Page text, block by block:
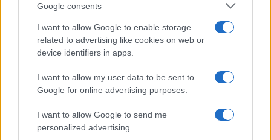
Google consents
I want to allow Google to enable storage
related to advertising like cookies on web or
device identifiers in apps.
I want to allow my user data to be sent to
Google for online advertising purposes.
I want to allow Google to send me
personalized advertising.
Meteo Olbia 9 agosto, temperature in calo
Salmo finisce in ospedale a Catania, ma il tour
va avanti: “Sicilia, ci sono”